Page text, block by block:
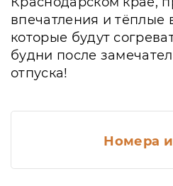
впечатления и тёплые
которые будут
будни после
отпуска!
Номера